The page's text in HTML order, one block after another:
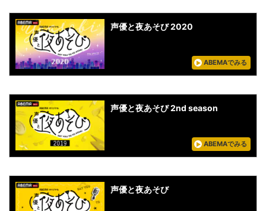
声優と夜あそび 2020
ABEMAでみる
声優と夜あそび 2nd season
ABEMAでみる
声優と夜あそび